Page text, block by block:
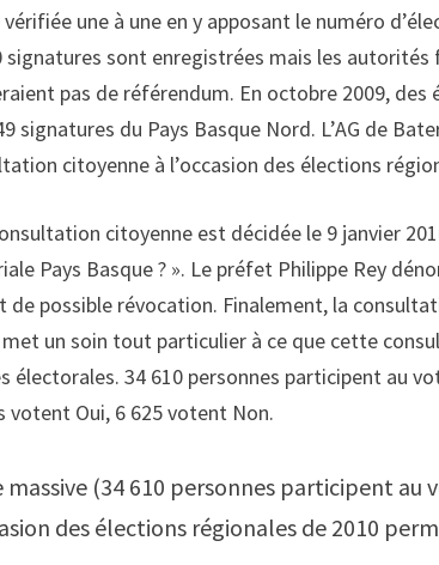
une à une en y apposant le numéro
signatures sont enregistrées mais les
pas de référendum. En octobre 2009,
signatures du Pays Basque Nord. L’AG de
citoyenne à l’occasion des élections
citoyenne est décidée le 9 janvier
Pays Basque ? ». Le préfet Philippe Rey
de possible révocation. Finalement, la
met un soin tout particulier à ce que cette
électorales. 34 610 personnes participent au
votent Oui, 6 625 votent Non.
(34 610 personnes participent au
des élections régionales de 2010